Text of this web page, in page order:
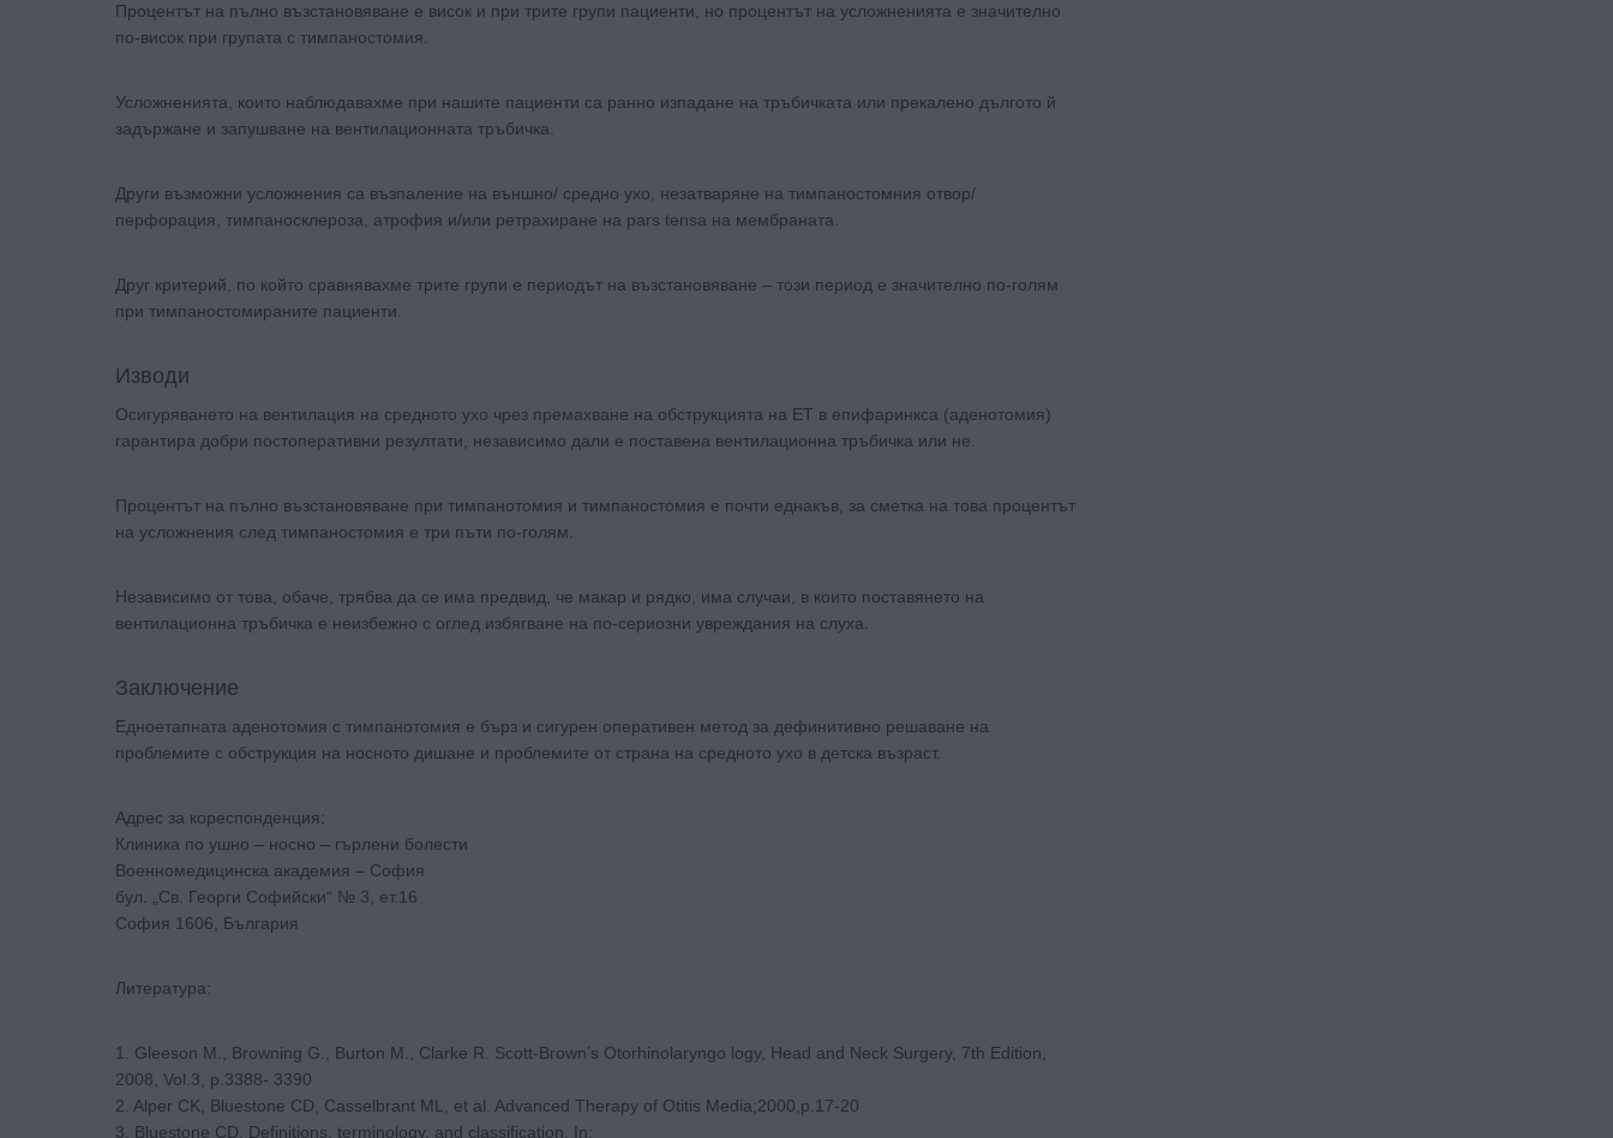
Процентът на пълно възстановяване е висок и при трите групи пациенти, но процентът на усложненията е значително
по-висок при групата с тимпаностомия.
Усложненията, които наблюдавахмe при нашите пациенти са ранно изпадане на тръбичката или прекалено дългото й
задържане и запушване на вентилационната тръбичка.
Други възможни усложнения са възпаление на външно/ средно ухо, незатваряне на тимпаностомния отвор/
перфорация, тимпаносклероза, атрофия и/или ретрахиране на pars tensa на мембраната.
Друг критерий, по който сравнявахме трите групи е периодът на възстановяване – този период е значително по-голям
при тимпаностомираните пациенти.
Изводи
Осигуряването на вентилация на средното ухо чрез премахване на обструкцията на ЕТ в епифаринкса (аденотомия)
гарантира добри постоперативни резултати, независимо дали е поставена вентилационна тръбичка или не.
Процентът на пълно възстановяване при тимпанотомия и тимпаностомия е почти еднакъв, за сметка на това процентът
на усложнения след тимпаностомия е три пъти по-голям.
Независимо от това, обаче, трябва да се има предвид, че макар и рядко, има случаи, в които поставянето на
вентилационна тръбичка е неизбежно с оглед избягване на по-сериозни увреждания на слуха.
Заключение
Едноетапната аденотомия с тимпанотомия е бърз и сигурен оперативен метод за дефинитивно решаване на
проблемите с обструкция на носното дишане и проблемите от страна на средното ухо в детска възраст.
Адрес за кореспонденция:
Клиника по ушно – носно – гърлени болести
Военномедицинска академия – София
бул. „Св. Георги Софийски“ № 3, ет.16
София 1606, България
Литература:
1. Gleeson М., Browning G., Burton M., Clarke R. Scott-Brown’s Otorhinolaryngo logy, Head and Neck Surgery, 7th Edition,
2008, Vol.3, p.3388- 3390
2. Alper CK, Bluestone CD, Casselbrant ML, et al. Advanced Therapy of Otitis Media;2000,p.17-20
3. Bluestone CD. Definitions, terminology, and classification. In: